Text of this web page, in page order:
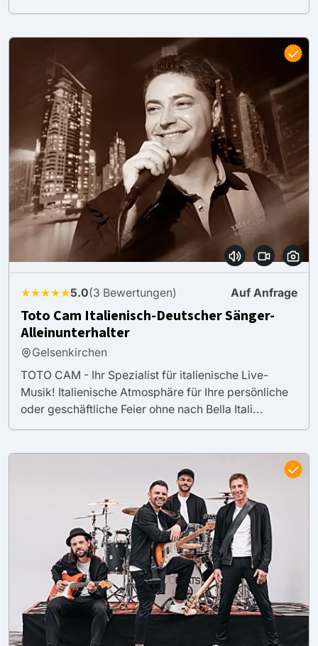
★★★★★5.0(3 Bewertungen) Auf Anfrage
Toto Cam Italienisch-Deutscher Sänger-
Alleinunterhalter
Gelsenkirchen
TOTO CAM - Ihr Spezialist für italienische Live-
Musik! Italienische Atmosphäre für Ihre persönliche
oder geschäftliche Feier ohne nach Bella Itali...